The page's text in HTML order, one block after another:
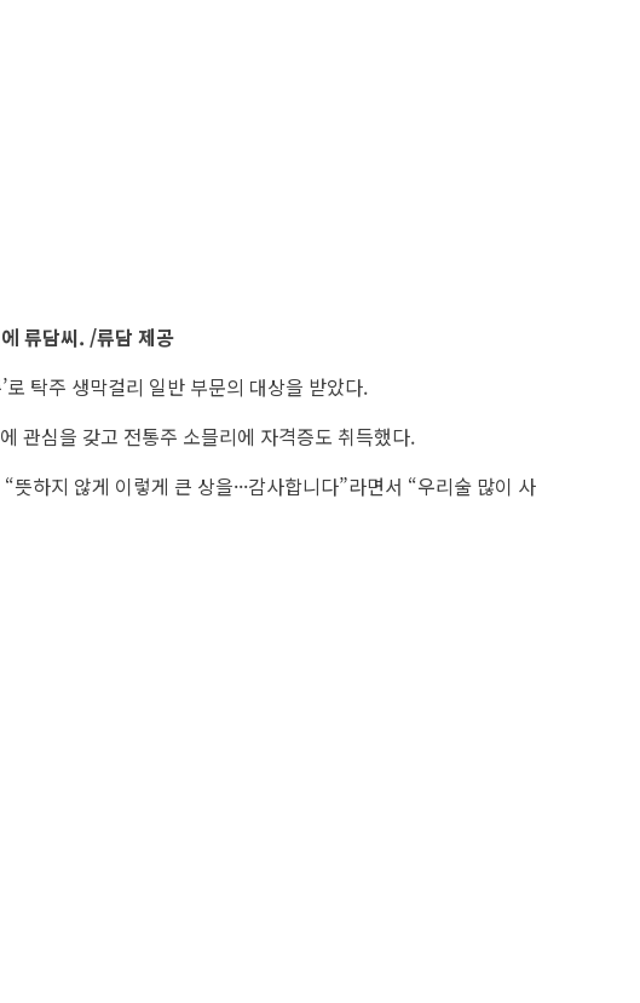
류담씨. /류담 제공
탁주 생막걸리 일반 부문의 대상을 받았다.
관심을 갖고 전통주 소믈리에 자격증도 취득했다.
하지 않게 이렇게 큰 상을···감사합니다”라면서 “우리술 많이 사